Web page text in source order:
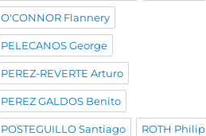
O'CONNOR Flannery
PELECANOS George
PEREZ-REVERTE Arturo
PEREZ GALDOS Benito
POSTEGUILLO Santiago ROTH Philip